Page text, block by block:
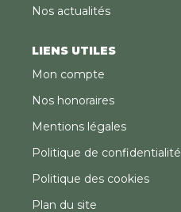
Nos actualités
LIENS UTILES
Mon compte
Nos honoraires
Mentions légales
Politique de confidentialité
Politique des cookies
Plan du site